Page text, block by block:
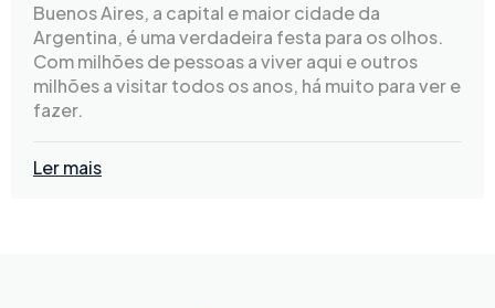
Buenos Aires, a capital e maior cidade da
Argentina, é uma verdadeira festa para os olhos.
Com milhões de pessoas a viver aqui e outros
milhões a visitar todos os anos, há muito para ver e
fazer.
Ler mais